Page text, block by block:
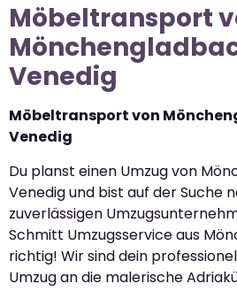
Möbeltransport
Venedig
Möbeltransport von
Venedig
Du planst einen Umzug von
Venedig und bist auf der Suche
zuverlässigen
Schmitt Umzugsservice aus
richtig! Wir sind dein
Umzug an die malerische